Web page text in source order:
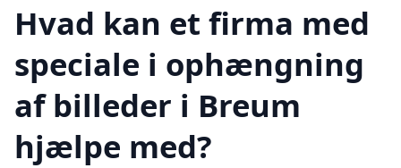
Hvad kan et firma med
speciale i ophængning
af billeder i Breum
hjælpe med?